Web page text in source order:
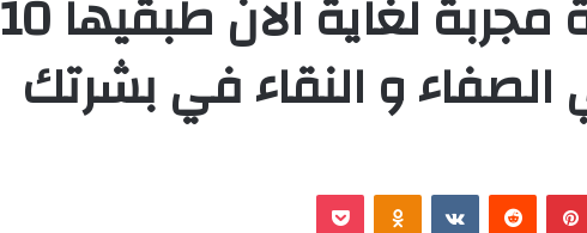
احسن وصفة مجربة لغاية الان طبقيها 10
الصفاء و النقاء في بشرتك
بينتيريست